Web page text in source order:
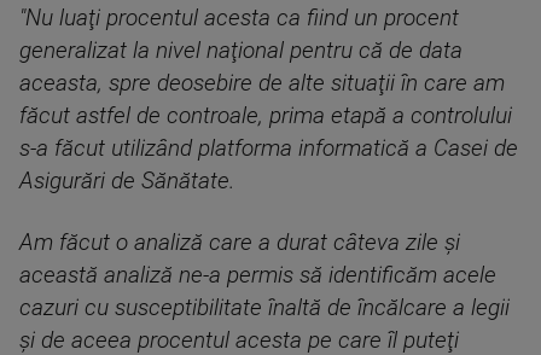
"Nu luaţi procentul acesta ca fiind un procent
generalizat la nivel naţional pentru că de data
aceasta, spre deosebire de alte situaţii în care am
făcut astfel de controale, prima etapă a controlului
s-a făcut utilizând platforma informatică a Casei de
Asigurări de Sănătate.
Am făcut o analiză care a durat câteva zile şi
această analiză ne-a permis să identificăm acele
cazuri cu susceptibilitate înaltă de încălcare a legii
şi de aceea procentul acesta pe care îl puteţi